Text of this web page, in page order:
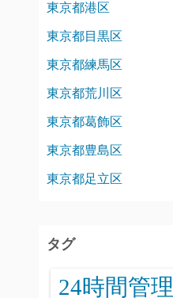
東京都港区
東京都目黒区
東京都練馬区
東京都荒川区
東京都葛飾区
東京都豊島区
東京都足立区
タグ
24時間管理